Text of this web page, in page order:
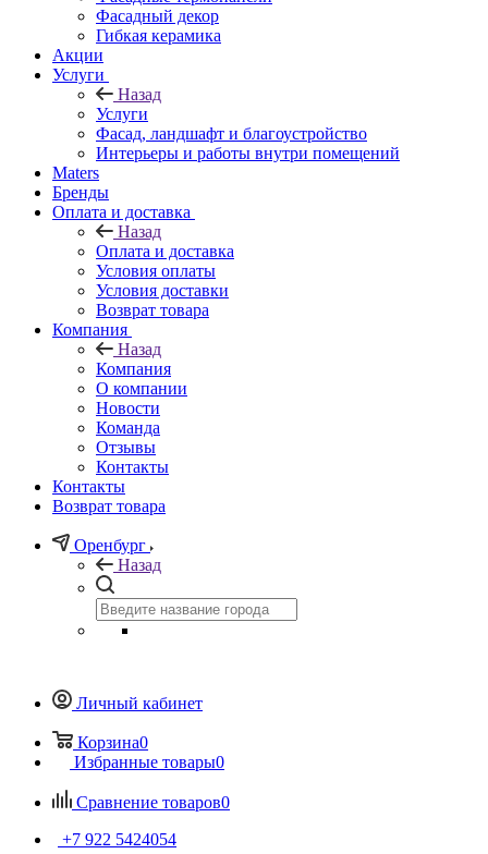
Фасадный декор
Гибкая керамика
Акции
Услуги
Назад
Услуги
Фасад, ландшафт и благоустройство
Интерьеры и работы внутри помещений
Maters
Бренды
Оплата и доставка
Назад
Оплата и доставка
Условия оплаты
Условия доставки
Возврат товара
Компания
Назад
Компания
О компании
Новости
Команда
Отзывы
Контакты
Контакты
Возврат товара
Оренбург
Назад
Личный кабинет
Корзина0
Избранные товары0
Сравнение товаров0
+7 922 5424054